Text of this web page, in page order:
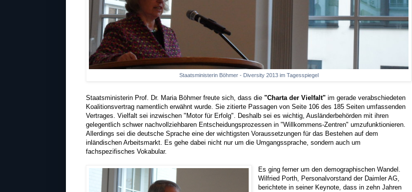
Staatsministerin Böhmer - Diversity 2013 im Tagesspiegel
Staatsministerin Prof. Dr. Maria Böhmer freute sich, dass die "Charta der Vielfalt" im gerade verabschiedeten
Koalitionsvertrag namentlich erwähnt wurde. Sie zitierte Passagen von Seite 106 des 185 Seiten umfassenden
Vertrages. Vielfalt sei inzwischen "Motor für Erfolg". Deshalb sei es wichtig, Ausländerbehörden mit ihren
gelegentlich schwer nachvollziehbaren Entscheidungsprozessen in "Willkommens-Zentren" umzufunktionieren.
Allerdings sei die deutsche Sprache eine der wichtigsten Voraussetzungen für das Bestehen auf dem
inländischen Arbeitsmarkt. Es gehe dabei nicht nur um die Umgangssprache, sondern auch um
fachspezifisches Vokabular.
Es ging ferner um den demographischen Wandel.
Wilfried Porth, Personalvorstand der Daimler AG,
berichtete in seiner Keynote, dass in zehn Jahren